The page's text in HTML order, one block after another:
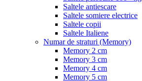
Saltele antiescare
Saltele somiere electrice
Saltele copii
Saltele Italiene
Numar de straturi (Memory)
Memory 2 cm
Memory 3 cm
Memory 4 cm
Memory 5 cm